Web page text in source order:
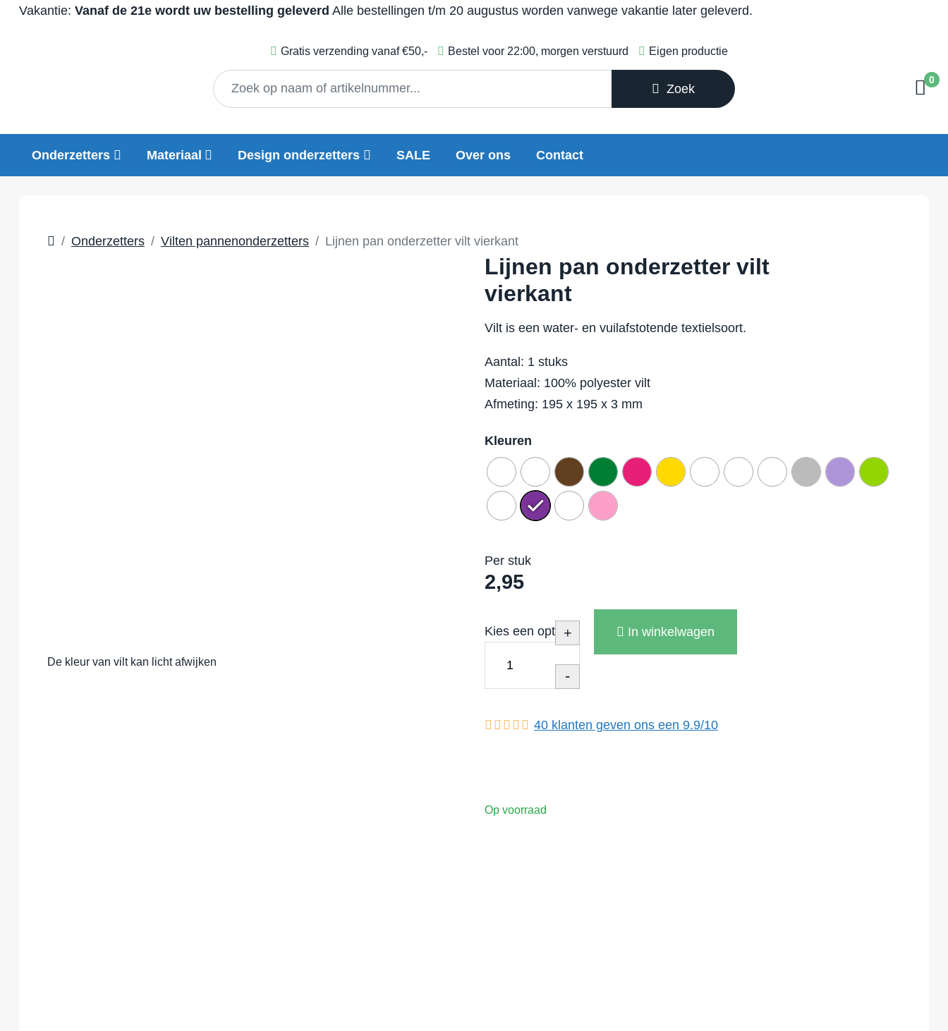
Vakantie: Vanaf de 21e wordt uw bestelling geleverd Alle bestellingen t/m 20 augustus worden vanwege vakantie later geleverd.
Gratis verzending vanaf €50,- Bestel voor 22:00, morgen verstuurd Eigen productie
Zoek
0
Onderzetters Materiaal Design onderzetters SALE Over ons Contact
Onderzetters Vilten pannenonderzetters Lijnen pan onderzetter vilt vierkant
De kleur van vilt kan licht afwijken
Lijnen pan onderzetter vilt
vierkant
Vilt is een water- en vuilafstotende textielsoort.
Aantal: 1 stuks
Materiaal: 100% polyester vilt
Afmeting: 195 x 195 x 3 mm
Kleuren
Per stuk
2,95
Kies een optie+
-
In winkelwagen
40 klanten geven ons een 9.9/10
Op voorraad